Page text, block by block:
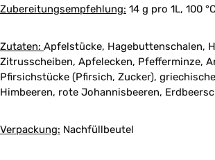
Zubereitungsempfehlung: 14 g pro 1L, 100
Zutaten: Apfelstücke, Hagebuttenschalen,
Zitrusscheiben, Apfelecken, Pfefferminze,
Pfirsichstücke (Pfirsich, Zucker),
Himbeeren, rote Johannisbeeren,
Verpackung: Nachfüllbeutel